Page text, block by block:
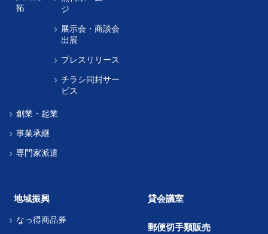
拓
ジ
展示会・商談会
出展
プレスリリース
チラシ同封サー
ビス
創業・起業
事業承継
専門家派遣
地域振興
なっ得商品券
貸会議室
郵便切手類販売